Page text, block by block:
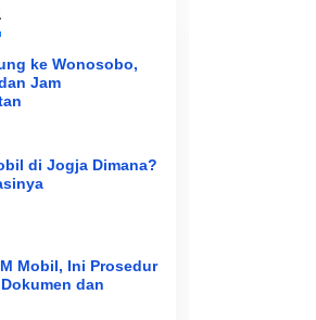
ke Wonosobo,
Jam
di Jogja Dimana?
Mobil, Ini Prosedur
dan